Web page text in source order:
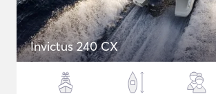
Invictus 240 CX